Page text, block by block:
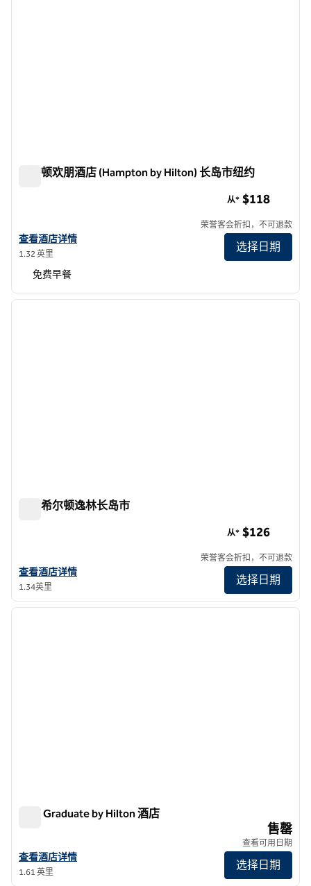
希尔顿欢朋酒店 (Hampton by Hilton) 长岛市纽约
查看希尔顿旗下纽约长岛市欢朋酒店的详细信息
查看酒店详情
1.32 英里
从* $118
荣誉客会折扣，不可退款
选择日期
免费早餐
1/6
下一
纽约希尔顿逸林长岛市
查看希尔顿逸林酒店长岛市纽约的酒店详情
查看酒店详情
1.34英里
从* $126
荣誉客会折扣，不可退款
选择日期
1/12
1/12
下一
纽约 Graduate by Hilton 酒店
查看 Graduate by Hilton 纽约酒店详情
查看酒店详情
1.61 英里
售罄
查看可用日期
选择日期
1/12